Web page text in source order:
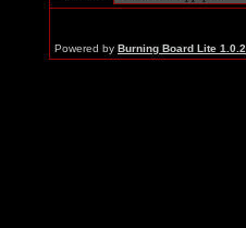
Powered by Burning Board Lite 1.0.2